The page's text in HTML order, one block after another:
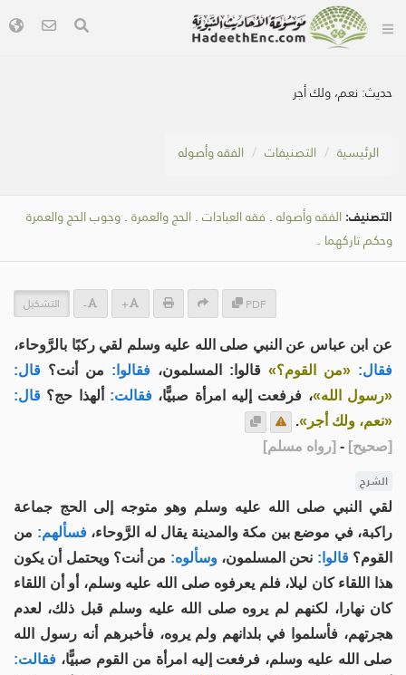
حديث:نعم، ولك أجر
الرئيسية التصنيفات الفقه وأصوله
التصنيف: الفقه وأصوله . فقه العبادات . الحج والعمرة . وجوب الحج والعمرة
وحكم تاركهما .
PDF
+
- التشكيل
عن ابن عباس عن النبي صلى الله عليه وسلم لقي ركبًا ‌بالرَّوحاء،
فقال: «من القوم؟» قالوا: المسلمون، فقالوا: من أنت؟ قال:
«رسول الله»، فرفعت إليه امرأة صبيًّا، فقالت: ألهذا حج؟ قال:
«نعم، ولك أجر».
[صحيح]
-
[رواه مسلم]
الشرح
لقي النبي صلى الله عليه وسلم وهو متوجه إلى الحج جماعة
راكبة، في موضع بين مكة والمدينة يقال له الرَّوحاء، فسألهم: من
القوم؟ قالوا: نحن المسلمون، وسألوه: من أنت؟ ويحتمل أن يكون
هذا اللقاء كان ليلا، فلم يعرفوه صلى الله عليه وسلم، أو أن اللقاء
كان نهارا، لكنهم لم يروه صلى الله عليه وسلم قبل ذلك، لعدم
هجرتهم، فأسلموا في بلدانهم ولم يروه، فأخبرهم أنه رسول الله
صلى الله عليه وسلم، فرفعت إليه امرأة من القوم صبيًّا، فقالت: